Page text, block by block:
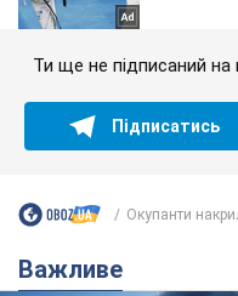
Ти ще не підписаний
Підписатись
Окупанти
Важливе